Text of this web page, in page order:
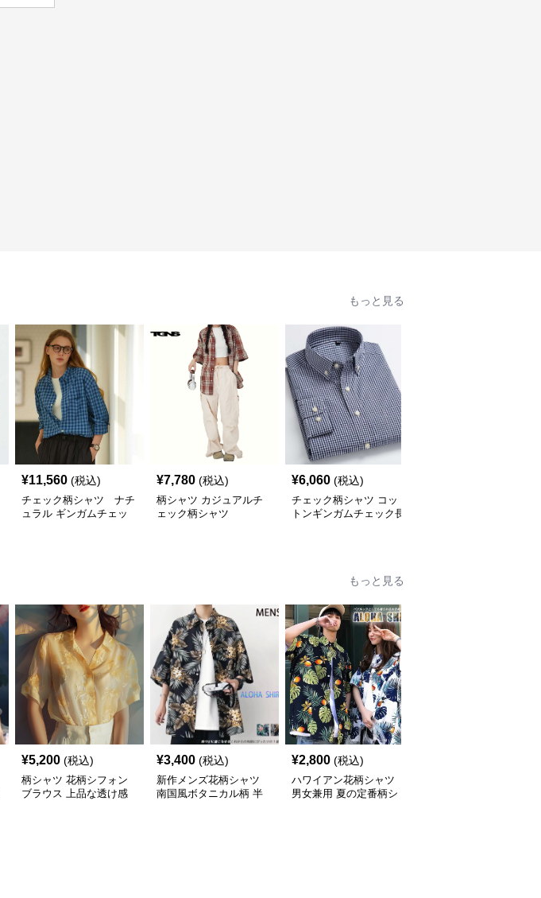
もっと見る
¥11,560 (税込)
チェック柄シャツ ナチ
ュラル ギンガムチェッ
¥7,780 (税込)
柄シャツ カジュアルチ
ェック柄シャツ
¥6,060 (税込)
チェック柄シャツ コッ
トンギンガムチェック長
もっと見る
¥5,200 (税込)
柄シャツ 花柄シフォン
ブラウス 上品な透け感
¥3,400 (税込)
新作メンズ花柄シャツ
南国風ボタニカル柄 半
¥2,800 (税込)
ハワイアン花柄シャツ
男女兼用 夏の定番柄シ